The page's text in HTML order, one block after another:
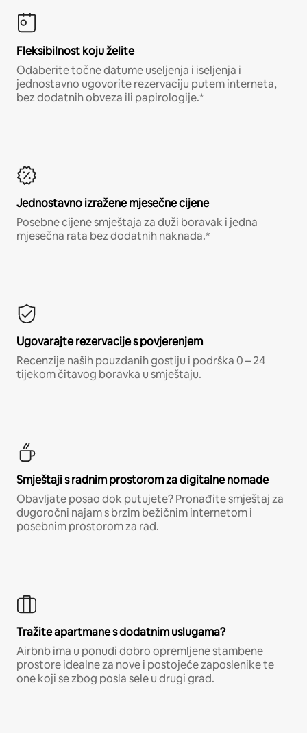
Fleksibilnost koju želite
Odaberite točne datume useljenja i iseljenja i
jednostavno ugovorite rezervaciju putem interneta,
bez dodatnih obveza ili papirologije.*
Jednostavno izražene mjesečne cijene
Posebne cijene smještaja za duži boravak i jedna
mjesečna rata bez dodatnih naknada.*
Ugovarajte rezervacije s povjerenjem
Recenzije naših pouzdanih gostiju i podrška 0 – 24
tijekom čitavog boravka u smještaju.
Smještaji s radnim prostorom za digitalne nomade
Obavljate posao dok putujete? Pronađite smještaj za
dugoročni najam s brzim bežičnim internetom i
posebnim prostorom za rad.
Tražite apartmane s dodatnim uslugama?
Airbnb ima u ponudi dobro opremljene stambene
prostore idealne za nove i postojeće zaposlenike te
one koji se zbog posla sele u drugi grad.